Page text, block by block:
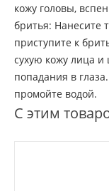
кожу головы,
бритья: Нанесите
приступите к
сухую кожу лица и
попадания в
промойте водой.
С этим